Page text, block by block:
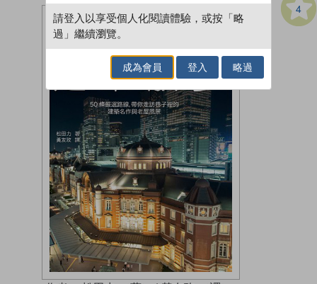
4
請登入以享受個人化閱讀體驗，或按「略
過」繼續瀏覽。
成為會員 登入 略過